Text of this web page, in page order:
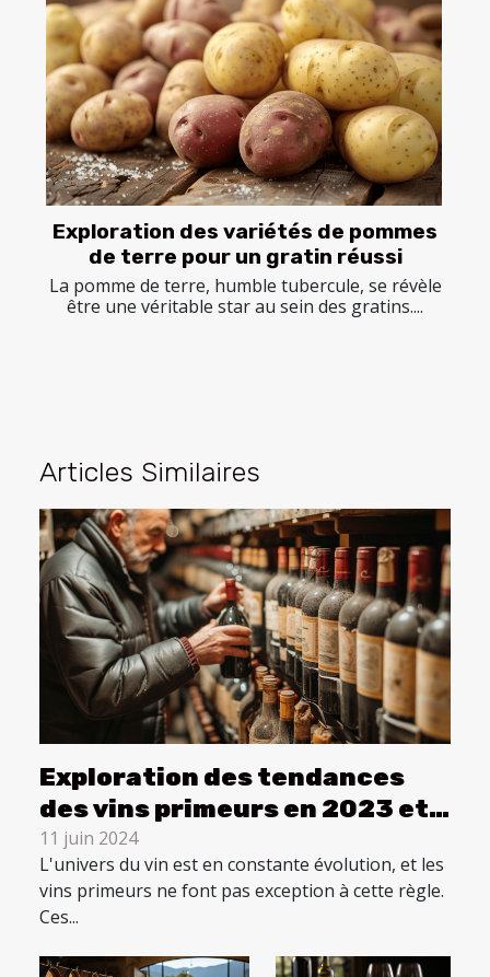
Exploration des variétés de pommes
de terre pour un gratin réussi
La pomme de terre, humble tubercule, se révèle
être une véritable star au sein des gratins....
Articles Similaires
Exploration des tendances
des vins primeurs en 2023 et
leur impact sur les
collectionneurs et
investisseurs
11 juin 2024
L'univers du vin est en constante évolution, et les
vins primeurs ne font pas exception à cette règle.
Ces...